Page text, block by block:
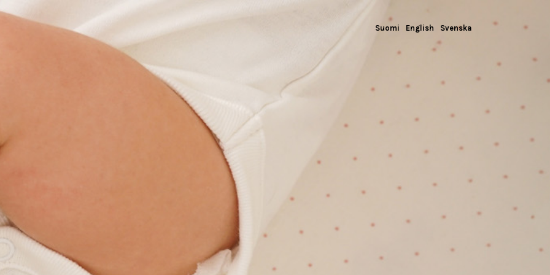
Suomi English Svenska